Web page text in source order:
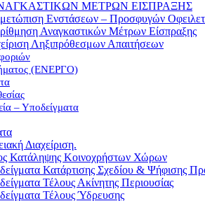
ΜΕΤΡΩΝ ΕΙΣΠΡΑΞΗΣ
Ενστάσεων – Προσφυγών
Αναγκαστικών Μέτρων Είσπραξης
Ληξιπρόθεσμων Απαιτήσεων
(ΕΝΕΡΓΟ)
– Υποδείγματα
Διαχείριση.
Κατάληψης Κοινοχρήστων Χώρων
Κατάρτισης Σχεδίου & Ψήφισης
Τέλους Ακίνητης Περιουσίας
Τέλους Ύδρευσης